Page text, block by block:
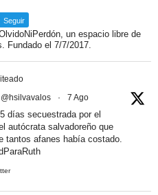
Seguir
un espacio libre de
Fundado el 7/7/2017.
@hsilvavalos · 7 Ago
días secuestrada por el
autócrata salvadoreño que
tantos afanes había costado.